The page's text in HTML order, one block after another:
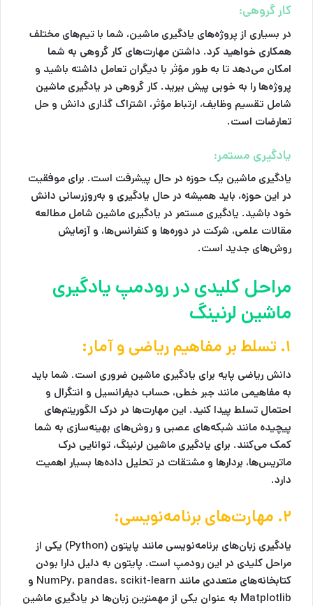
کار گروهی:
در بسیاری از پروژه‌های یادگیری ماشین، شما با تیم‌های مختلف
همکاری خواهید کرد. داشتن مهارت‌های کار گروهی به شما
امکان می‌دهد تا به طور مؤثر با دیگران تعامل داشته باشید و
پروژه‌ها را به خوبی پیش ببرید. کار گروهی در یادگیری ماشین
شامل تقسیم وظایف، ارتباط مؤثر، اشتراک گذاری دانش و حل
تعارضات است.
یادگیری مستمر:
یادگیری ماشین یک حوزه در حال پیشرفت است. برای موفقیت
در این حوزه، باید همیشه در حال یادگیری و به‌روزرسانی دانش
خود باشید. یادگیری مستمر در یادگیری ماشین شامل مطالعه
مقالات علمی، شرکت در دوره‌ها و کنفرانس‌ها، و آزمایش
روش‌های جدید است.
مراحل کلیدی در رودمپ یادگیری
ماشین لرنینگ
۱. تسلط بر مفاهیم ریاضی و آمار:
دانش ریاضی پایه برای یادگیری ماشین ضروری است. شما باید
به مفاهیمی مانند جبر خطی، حساب دیفرانسیل و انتگرال و
احتمال تسلط پیدا کنید. این مهارت‌ها در درک الگوریتم‌های
پیچیده مانند شبکه‌های عصبی و روش‌های بهینه‌سازی به شما
کمک می‌کنند. برای یادگیری ماشین لرنینگ، توانایی درک
ماتریس‌ها، بردارها و مشتقات در تحلیل داده‌ها بسیار اهمیت
دارد.
۲. مهارت‌های برنامه‌نویسی:
یادگیری زبان‌های برنامه‌نویسی مانند پایتون (Python)
یکی از
مراحل کلیدی در این رودمپ است. پایتون به دلیل دارا بودن
کتابخانه‌های متعددی مانند
NumPy، pandas، scikit-learn
و
Matplotlib به عنوان یکی از مهمترین زبان‌ها در یادگیری ماشین